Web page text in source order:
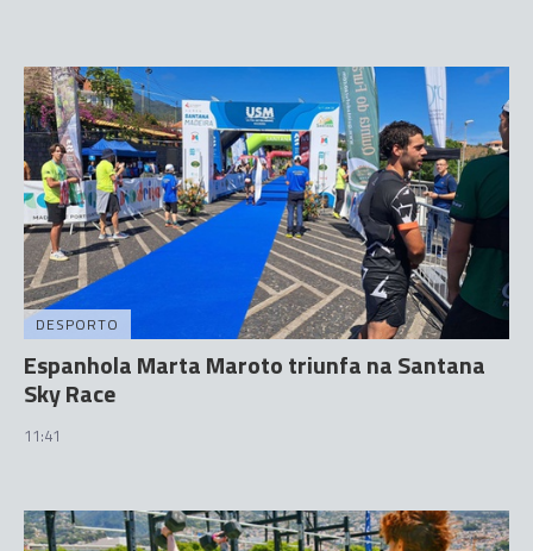
DESPORTO
Espanhola Marta Maroto triunfa na Santana
Sky Race
11:41